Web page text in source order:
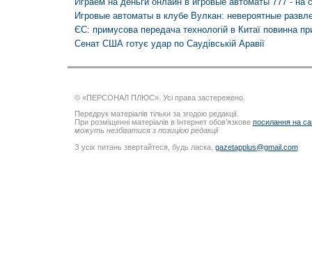
Игровые автоматы в клубе Вулкан: невероятные
ЄС: примусова передача технологій в Китаї повинна
Сенат США готує удар по Саудівській Аравії
© «ПЕРСОНАЛ ПЛЮС». Усі права застережено.
Передрук матеріалів тільки за згодою редакції.
При розміщенні матеріалів в Інтернет обов’язкове посилання на
можуть незбігатися з позицією редакції
З усіх питань звертайтеся, будь ласка, gazetapplus@gmail.com